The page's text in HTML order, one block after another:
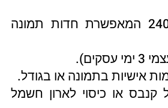
איכות הדפסה מגיעה עד 2400DPI המאפשרת חדות תמונה
אישיות בתמונה או בגודל.
או כיסוי לארון חשמל